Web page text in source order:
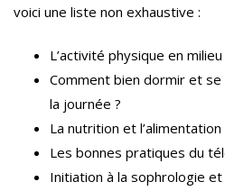
voici une liste non exhaustive :
L’activité physique en
Comment bien dormir et
la journée ?
La nutrition et
Les bonnes pratiques du
Initiation à la sophrologie